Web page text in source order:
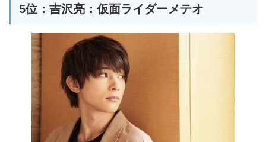
5位：吉沢亮：仮面ライダーメテオ